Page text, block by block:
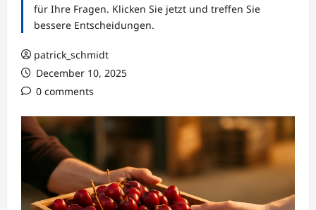
für Ihre Fragen. Klicken Sie jetzt und treffen Sie
bessere Entscheidungen.
patrick_schmidt
December 10, 2025
0 comments